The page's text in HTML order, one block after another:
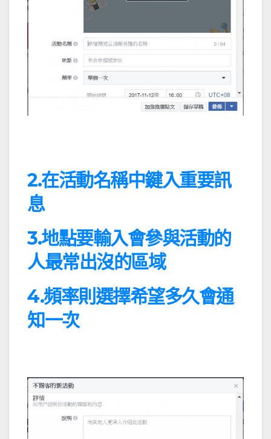
2.在活動名稱中鍵入重要訊
息
3.地點要輸入會參與活動的
人最常出沒的區域
4.頻率則選擇希望多久會通
知一次